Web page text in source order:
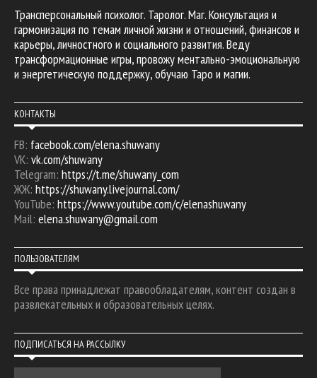
Трансперсональный психолог. Таролог. Маг. Консультация и
гармонизация по темам личной жизни и отношений, финансов и
карьеры, личностного и социального развития. Веду
трансформационные игры, провожу ментально-эмоциональную
и энергетическую поддержку, обучаю Таро и магии.
КОНТАКТЫ
FB: facebook.com/elena.shuwany
VK: vk.com/shuwany
Telegram: https://t.me/shuwany_com
ЖЖ: https://shuwany.livejournal.com/
YouTube: https://www.youtube.com/c/elenashuwany
Mail: elena.shuwany@gmail.com
ПОЛЬЗОВАТЕЛЯМ
Все права принадлежат правообладателям, контент создан в
развлекательных и образовательных целях.
ПОДПИСАТЬСЯ НА РАССЫЛКУ